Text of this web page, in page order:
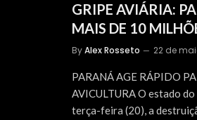
GRIPE AVIÁRIA:
MAIS DE 10
ByAlex Rosseto 22 de
PARANÁ AGE RÁPIDO
AVICULTURA O estado
terça-feira (20), a